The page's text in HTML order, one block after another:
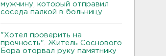
мужчину, который отправил
соседа палкой в больницу
"Хотел проверить на
прочность". Житель Соснового
Бора оторвал руку памятнику